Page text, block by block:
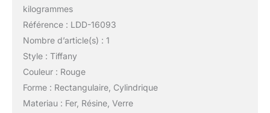
kilogrammes
Référence : LDD-16093
Nombre d’article(s) : 1
Style : Tiffany
Couleur : Rouge
Forme : Rectangulaire, Cylindrique
Materiau : Fer, Résine, Verre